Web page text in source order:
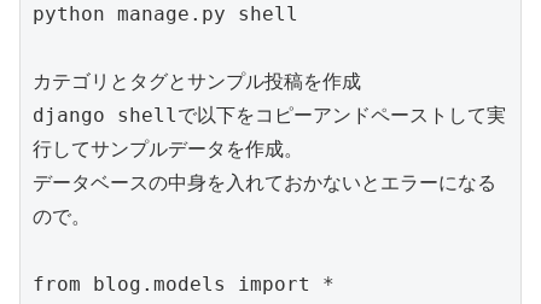
python manage.py shell
カテゴリとタグとサンプル投稿を作成
django shellで以下をコピーアンドペーストして実
行してサンプルデータを作成。
データベースの中身を入れておかないとエラーになる
ので。
from blog.models import *